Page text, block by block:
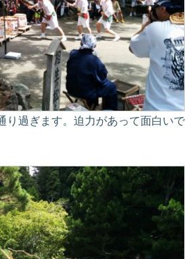
り過ぎます。迫力があって面白いで